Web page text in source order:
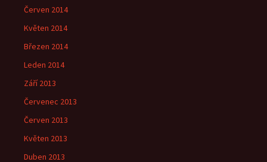
Červen 2014
Květen 2014
Březen 2014
Leden 2014
Září 2013
Červenec 2013
Červen 2013
Květen 2013
Duben 2013